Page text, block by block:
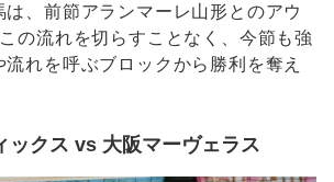
、前節アランマーレ山形とのアウ
の流れを切らすことなく、今節も強
れを呼ぶブロックから勝利を奪え
ックス vs 大阪マーヴェラス